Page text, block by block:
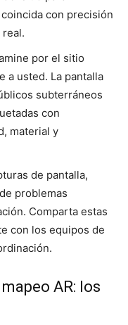
con precisión
por el sitio
a usted. La pantalla
subterráneos
con
material y
de pantalla,
problemas
Comparta estas
con los equipos de
AR: los